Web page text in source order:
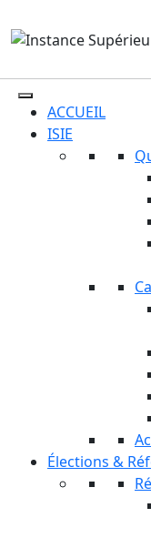
ACCUEIL
ISIE
Élections &